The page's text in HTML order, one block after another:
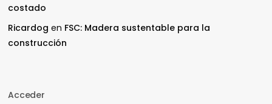
costado
Ricardog en FSC: Madera sustentable para la
construcción
Acceder